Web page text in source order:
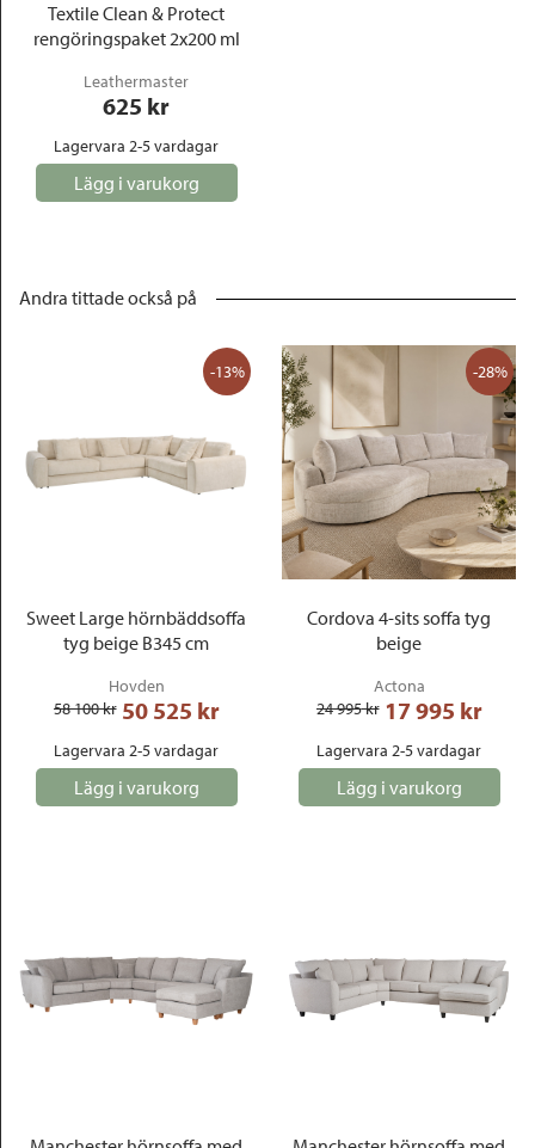
Textile Clean & Protect
rengöringspaket 2x200 ml
Leathermaster
625 kr
Lagervara 2-5 vardagar
Lägg i varukorg
Andra tittade också på
-13%
Sweet Large hörnbäddsoffa
tyg beige B345 cm
Hovden
58 100 kr 50 525 kr
Lagervara 2-5 vardagar
Lägg i varukorg
-28%
Cordova 4-sits soffa tyg
beige
Actona
24 995 kr 17 995 kr
Lagervara 2-5 vardagar
Lägg i varukorg